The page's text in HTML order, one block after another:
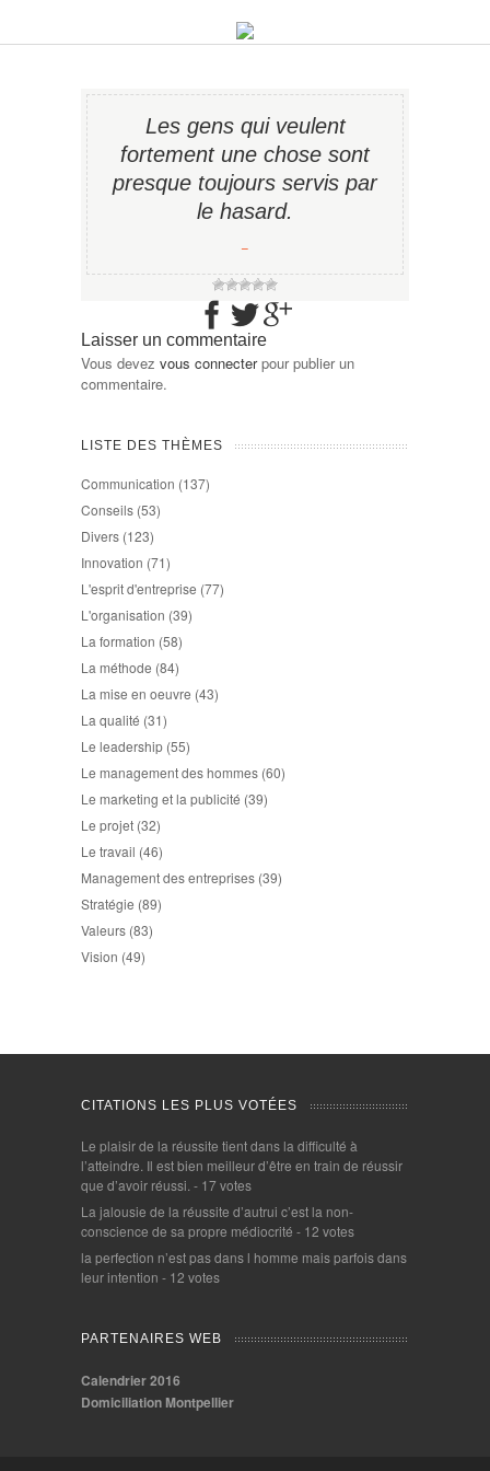
Les gens qui veulent
fortement une chose sont
presque toujours servis par
le hasard.
−
Laisser un commentaire
Vous devez vous connecterpour publier un
commentaire.
LISTE DES THÈMES
Communication (137)
Conseils (53)
Divers (123)
Innovation (71)
L'esprit d'entreprise (77)
L'organisation (39)
La formation (58)
La méthode (84)
La mise en oeuvre (43)
La qualité (31)
Le leadership (55)
Le management des hommes (60)
Le marketing et la publicité (39)
Le projet (32)
Le travail (46)
Management des entreprises (39)
Stratégie (89)
Valeurs (83)
Vision (49)
CITATIONS LES PLUS VOTÉES
Le plaisir de la réussite tient dans la difficulté à
l’atteindre. Il est bien meilleur d’être en train de réussir
que d’avoir réussi. - 17 votes
La jalousie de la réussite d’autrui c’est la non-
conscience de sa propre médiocrité - 12 votes
la perfection n’est pas dans l homme mais parfois dans
leur intention - 12 votes
PARTENAIRES WEB
Calendrier 2016
Domiciliation Montpellier